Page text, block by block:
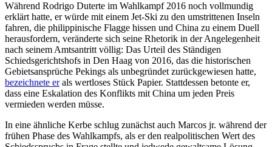
Während Rodrigo Duterte im Wahlkampf 2016 noch vollmundig
erklärt hatte, er würde mit einem Jet-Ski zu den umstrit­tenen Inseln
fahren, die philip­pinische Flagge hissen und China zu einem Duell
herausfordern, veränderte sich seine Rhe­torik in der Angelegenheit
nach seinem Amtsantritt völlig: Das Urteil des Ständigen
Schiedsgerichtshofs in Den Haag von 2016, das die historischen
Gebietsansprüche Pekings als unbegründet zurück­gewiesen hatte,
bezeichnete erals wertloses Stück Papier. Stattdessen betonte er,
dass eine Eskalation des Konflikts mit China um jeden Preis
vermieden werden müsse.
In eine ähnliche Kerbe schlug zunächst auch Marcos jr. während der
frühen Phase des Wahlkampfs, als er den realpolitischen Wert des